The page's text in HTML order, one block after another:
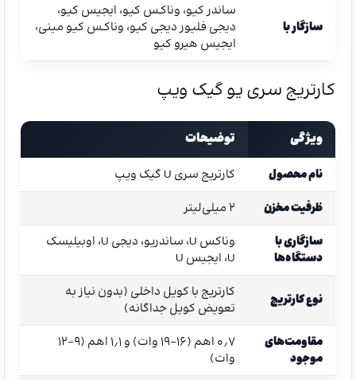
سازگار با
ساندر کیو، وناکـس کیو، ایجیس کیو،
دیجی فلیور دیجی کیو، وناکـس کیو مینی،
ایجیس هیرو کیو
کارتریج سری یو گیک ویپ
ویژگی توضیحات
نام محصول
کارتریج سری U گیک ویپ
ظرفیت مخزن
۲ میلی‌لیتر
سازگاری با
دستگاه‌ها
وناکس U، ساندریو، دیجی U، اوبیلیسک
U، ایجیس U
نوع کارتریج
کارتریج با کویل داخلی (بدون نیاز به
تعویض کویل جداگانه)
مقاومت‌های
موجود
۰٫۷ اهم (۱۶–۱۹ وات) و ۱٫۱ اهم (۹–۱۲
وات)